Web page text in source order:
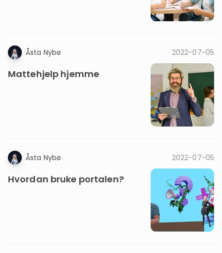
Åsta Nybø 2022-07-05
Mattehjelp hjemme
Åsta Nybø 2022-07-05
Hvordan bruke portalen?